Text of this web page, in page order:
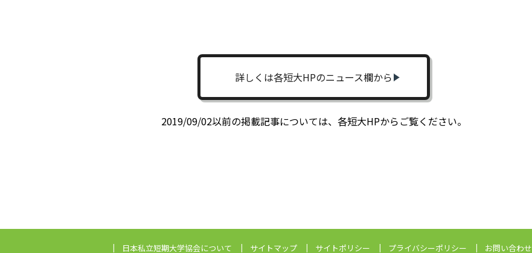
詳しくは各短大HPのニュース欄から
2019/09/02以前の掲載記事については、各短大HPからご覧ください。
日本私立短期大学協会について サイトマップ サイトポリシー プライバシーポリシー お問い合わせ